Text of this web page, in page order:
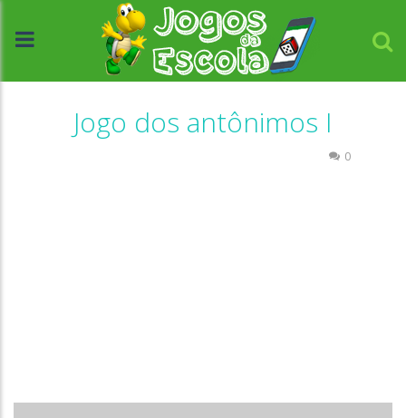
Jogo dos antônimos I
0